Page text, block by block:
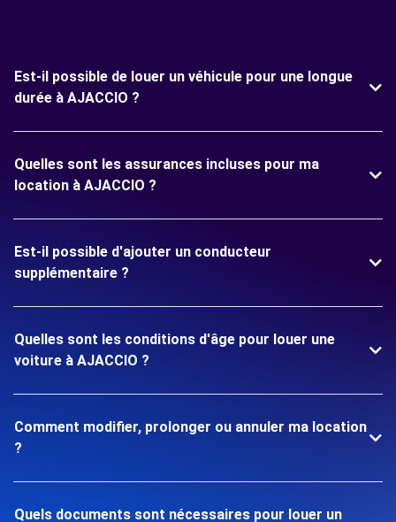
Est-il possible de louer un véhicule pour une longue
durée à AJACCIO ?
Quelles sont les assurances incluses pour ma
location à AJACCIO ?
Est-il possible d'ajouter un conducteur
supplémentaire ?
Quelles sont les conditions d'âge pour louer une
voiture à AJACCIO ?
Comment modifier, prolonger ou annuler ma location
?
Quels documents sont nécessaires pour louer un